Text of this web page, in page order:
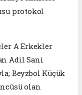
protokol
A Erkekler
Adil Sani
Beyzbol Küçük
olan